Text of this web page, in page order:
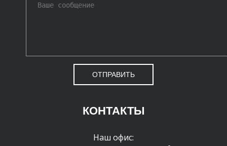
ОТПРАВИТЬ
КОНТАКТЫ
Наш офис: